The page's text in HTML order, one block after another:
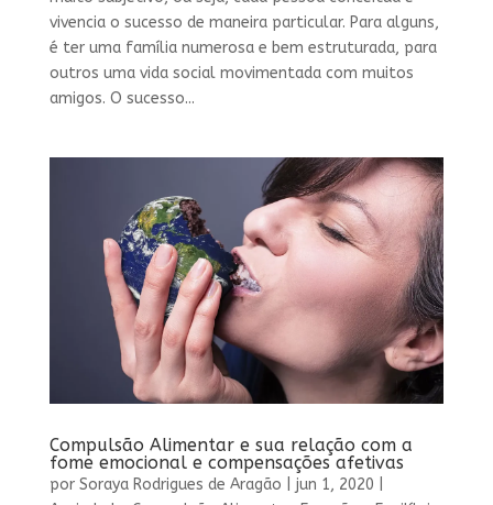
vivencia o sucesso de maneira particular. Para alguns,
é ter uma família numerosa e bem estruturada, para
outros uma vida social movimentada com muitos
amigos. O sucesso...
Compulsão Alimentar e sua relação com a
fome emocional e compensações afetivas
por Soraya Rodrigues de Aragão jun 1, 2020